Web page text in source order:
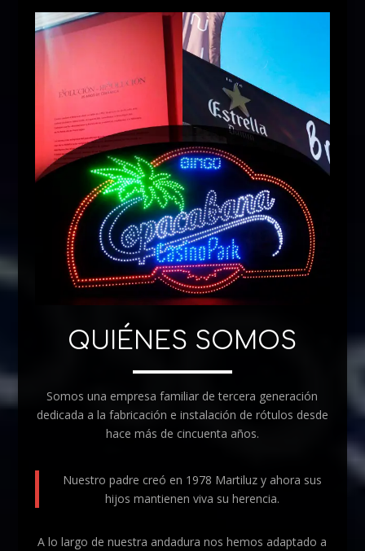
QUIÉNES SOMOS
Somos una empresa familiar de tercera generación
dedicada a la fabricación e instalación de rótulos desde
hace más de cincuenta años.
Nuestro padre creó en 1978 Martiluz y ahora sus
hijos mantienen viva su herencia.
A lo largo de nuestra andadura nos hemos adaptado a